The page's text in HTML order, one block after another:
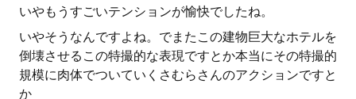
いやもうすごいテンションが愉快でしたね。
いやそうなんですよね。でまたこの建物巨大なホテルを
倒壊させるこの特撮的な表現ですとか本当にその特撮的
規模に肉体でついていくさむらさんのアクションですと
か